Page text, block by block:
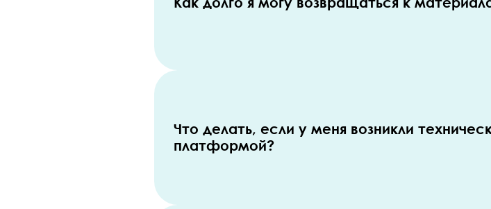
Что делать, если у меня возникли
платформой?